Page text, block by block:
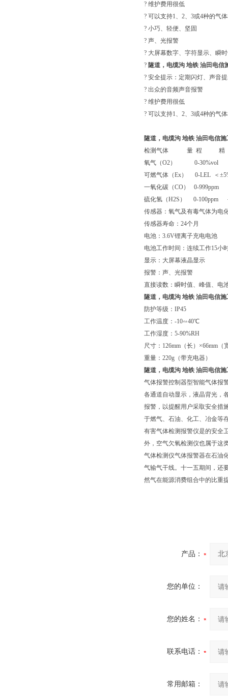
? 维护费用很低
? 可以支持1、2、3或4种的气
? 小巧、轻便、坚固
? 声、光报警
? 大屏幕数字、字符显示、瞬
? 隧道，电缆沟 地铁 油田电信
? 安全提示：定期闪灯、声音
? 出众的音频声音报警
? 维护费用很低
? 可以支持1、2、3或4种的气
隧道，电缆沟 地铁 油田电信
检测气体 量 程 精
氧气（O2） 0-30%vol
可燃气体（Ex） 0-LEL ＜
一氧化碳（CO） 0-
硫化氢（H2S） 0-
传感器：氧气及有毒气体为电
传感器寿命：24个月
电池：3.6V锂离子充电电池
电池工作时间：连续工作15
显示：大屏幕液晶显示
报警：声、光报警
直接读数：瞬时值、峰值、电
隧道，电缆沟 地铁 油田电信
防护等级：IP45
工作温度：-10∽40℃
工作湿度：5-90%RH
尺寸：126mm（长）×66mm（
重量：220g（带充电器）
隧道，电缆沟 地铁 油田电信
气体报警控制器型智能气体报
各通道自动显示，液晶背光，
报警，以提醒用户采取安全措
于燃气、石油、化工、冶金等
有害气体检测报警仪是的安全
外，空气欠氧检测仪也属于这
气体检测仪气体报警器在石油
气输气干线。十一五期间，还
然气在能源消费组合中的比重
产品：
您的单位：
您的姓名：
联系电话：
常用邮箱：